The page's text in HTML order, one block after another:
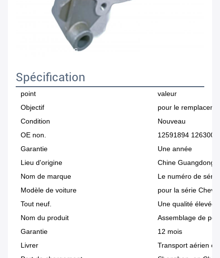
Spécification
point
valeur
Objectif
pour le
Condition
Nouveau
OE non.
12591894
Garantie
Une année
Lieu d'origine
Chine Guangdong
Nom de marque
Le numéro de série:
Modèle de voiture
pour la série
Tout neuf.
Une qualité élevée
Nom du produit
Assemblage de
Garantie
12 mois
Livrer
Transport aérien